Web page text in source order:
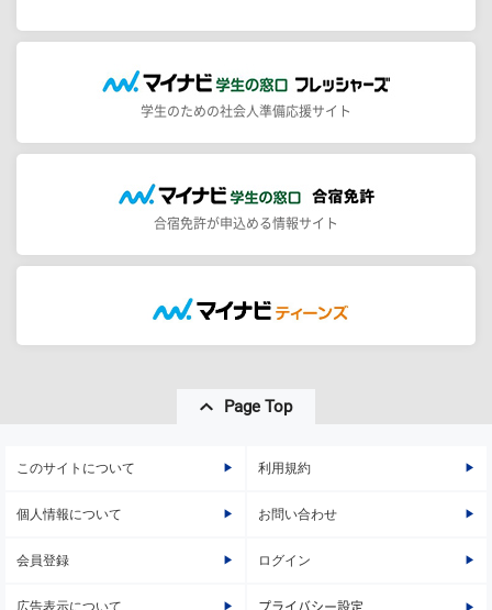
学生のための社会人準備応援サイト
合宿免許が申込める情報サイト
Page Top
このサイトについて 利用規約
個人情報について お問い合わせ
会員登録 ログイン
プライバシー設定